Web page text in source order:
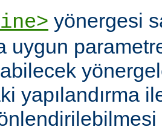
yönergesi
uygun
yapılandırma